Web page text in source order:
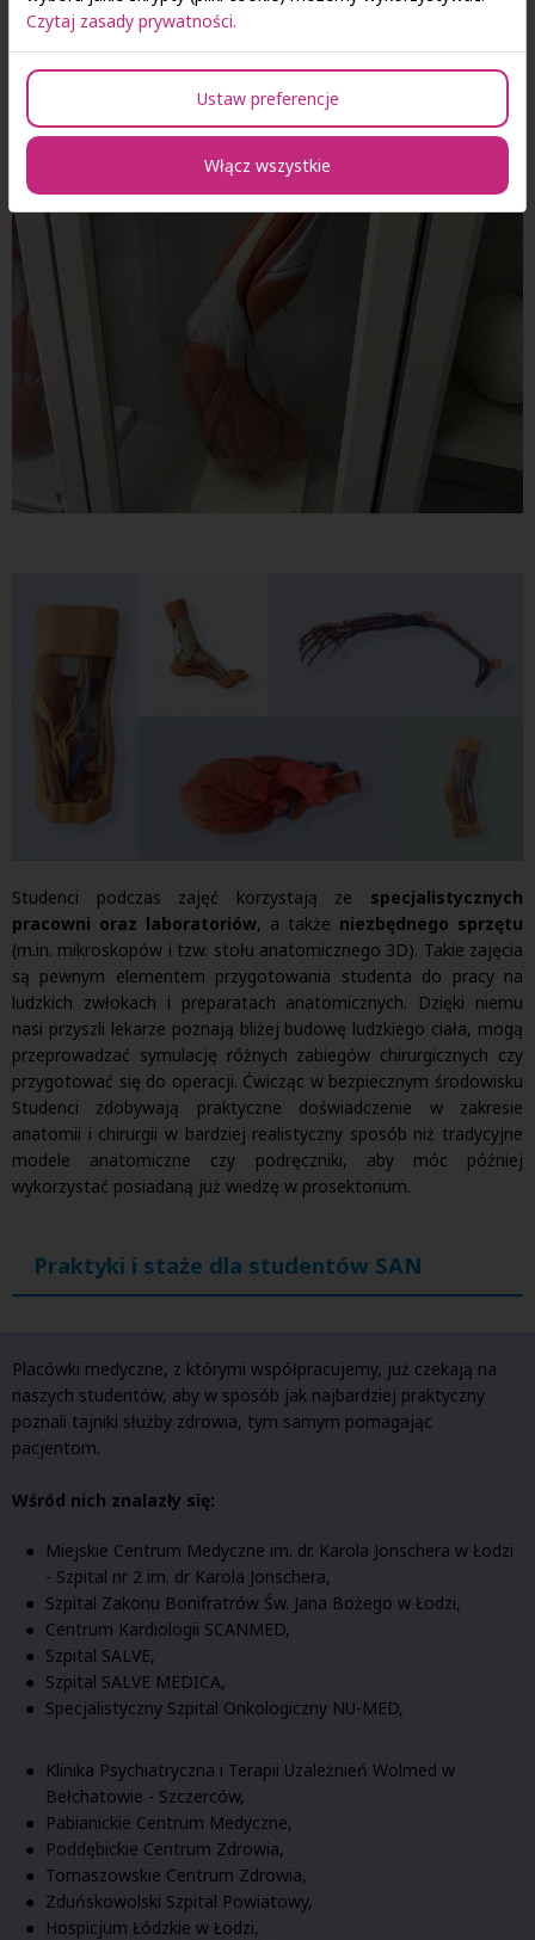
Studenci podczas zajęć korzystają ze specjalistycznych
pracowni oraz laboratoriów, a także niezbędnego sprzętu
(m.in. mikroskopów i tzw. stołu anatomicznego 3D). Takie zajęcia
są pewnym elementem przygotowania studenta do pracy na
ludzkich zwłokach i preparatach anatomicznych. Dzięki niemu
nasi przyszli lekarze poznają bliżej budowę ludzkiego ciała, mogą
przeprowadzać symulację różnych zabiegów chirurgicznych czy
przygotować się do operacji. Ćwicząc w bezpiecznym środowisku
Studenci zdobywają praktyczne doświadczenie w zakresie
anatomii i chirurgii w bardziej realistyczny sposób niż tradycyjne
modele anatomiczne czy podręczniki, aby móc później
wykorzystać posiadaną już wiedzę w prosektorium.
Praktyki i staże dla studentów SAN
Placówki medyczne, z którymi współpracujemy, już czekają na
naszych studentów, aby w sposób jak najbardziej praktyczny
poznali tajniki służby zdrowia, tym samym pomagając
pacjentom.
Wśród nich znalazły się:
Miejskie Centrum Medyczne im. dr. Karola Jonschera w Łodzi
- Szpital nr 2 im. dr Karola Jonschera,
Szpital Zakonu Bonifratrów Św. Jana Bożego w Łodzi,
Centrum Kardiologii SCANMED,
Szpital SALVE,
Szpital SALVE MEDICA,
Specjalistyczny Szpital Onkologiczny NU-MED,
Klinika Psychiatryczna i Terapii Uzależnień Wolmed w
Bełchatowie - Szczerców,
Pabianickie Centrum Medyczne,
Poddębickie Centrum Zdrowia,
Tomaszowskie Centrum Zdrowia,
Zduńskowolski Szpital Powiatowy,
Hospicjum Łódzkie w Łodzi,
Czytaj zasady prywatności.
Ustaw preferencje
Włącz wszystkie